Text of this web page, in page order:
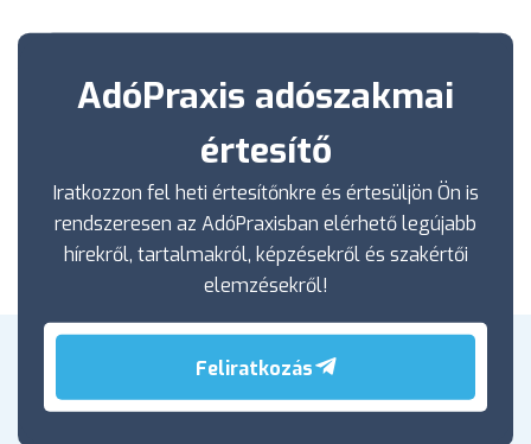
AdóPraxis adószakmai
értesítő
Iratkozzon fel heti értesítőnkre és értesüljön Ön is
rendszeresen az AdóPraxisban elérhető legújabb
hírekről, tartalmakról, képzésekről és szakértői
elemzésekről!
Feliratkozás